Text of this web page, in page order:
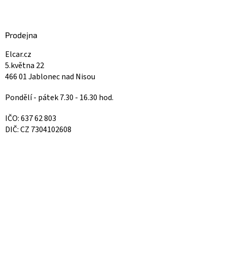
Prodejna
Elcar.cz
5.května 22
466 01 Jablonec nad Nisou
Pondělí - pátek 7.30 - 16.30 hod.
IČO: 637 62 803
DIČ: CZ 7304102608